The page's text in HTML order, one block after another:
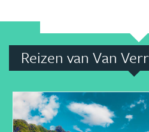
Reizen van Van